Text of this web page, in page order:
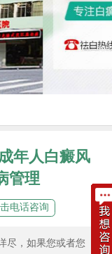
年人白癜风
管理
电话咨询
尽，如果您或者您